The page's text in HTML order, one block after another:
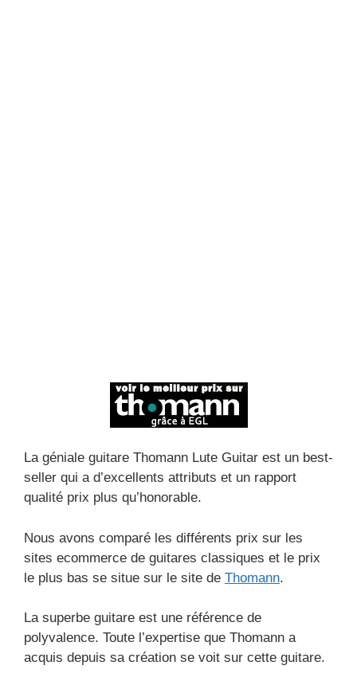
La géniale guitare Thomann Lute Guitar est un best-
seller qui a d’excellents attributs et un rapport
qualité prix plus qu’honorable.
Nous avons comparé les différents prix sur les
sites ecommerce de guitares classiques et le prix
le plus bas se situe sur le site de Thomann.
La superbe guitare est une référence de
polyvalence. Toute l’expertise que Thomann a
acquis depuis sa création se voit sur cette guitare.